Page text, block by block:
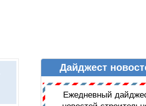
ДАЙДЖЕСТ НОВОСТЕЙ
Дайджест
Ежедневный